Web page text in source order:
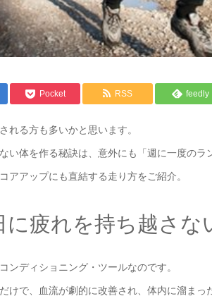
Pocket RSS feedly
れる方も多いかと思います。
体を作る秘訣は、意外にも「週に一度のラ
アアップにも直結する走り方をご紹介。
疲れを持ち越さな
ンディショニング・ツールなのです。
けで、血流が劇的に改善され、体内に溜まっ